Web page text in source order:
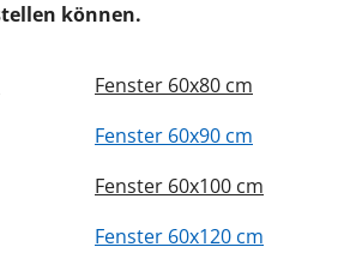
können.
Fenster 60x80 cm
Fenster 60x90 cm
Fenster 60x100 cm
Fenster 60x120 cm